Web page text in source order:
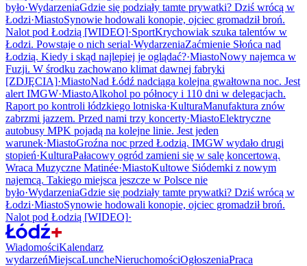
było·WydarzeniaGdzie się podziały tamte prywatki? Dziś wrócą w
Łodzi·MiastoSynowie hodowali konopie, ojciec gromadził broń.
Nalot pod Łodzią [WIDEO]·SportKrychowiak szuka talentów w
Łodzi. Powstaje o nich serial·WydarzeniaZaćmienie Słońca nad
Łodzią. Kiedy i skąd najlepiej je oglądać?·MiastoNowy najemca w
Fuzji. W środku zachowano klimat dawnej fabryki
[ZDJĘCIA]·MiastoNad Łódź nadciąga kolejna gwałtowna noc. Jest
alert IMGW·MiastoAlkohol po północy i 110 dni w delegacjach.
Raport po kontroli łódzkiego lotniska·KulturaManufaktura znów
zabrzmi jazzem. Przed nami trzy koncerty·MiastoElektryczne
autobusy MPK pojadą na kolejne linie. Jest jeden
warunek·MiastoGroźna noc przed Łodzią. IMGW wydało drugi
stopień·KulturaPałacowy ogród zamieni się w salę koncertową.
Wraca Muzyczne Matinée·MiastoKultowe Siódemki z nowym
najemcą. Takiego miejsca jeszcze w Polsce nie
było·WydarzeniaGdzie się podziały tamte prywatki? Dziś wrócą w
Łodzi·MiastoSynowie hodowali konopie, ojciec gromadził broń.
Nalot pod Łodzią [WIDEO]·
WiadomościKalendarz
wydarzeńMiejscaLuncheNieruchomościOgłoszeniaPraca